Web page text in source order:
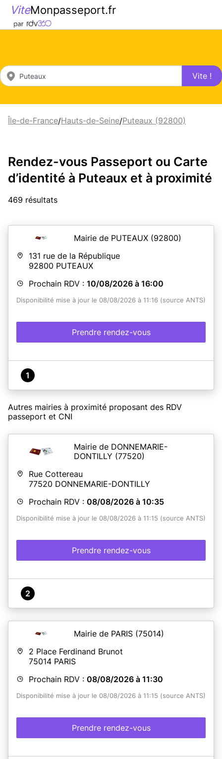
ViteMonpasseport.fr
Vite !
Île-de-France/Hauts-de-Seine/Puteaux (92800)
Rendez-vous Passeport ou Carte
d’identité à Puteaux et à proximité
469 résultats
Mairie de PUTEAUX (92800)
131 rue de la République
92800 PUTEAUX
Prochain RDV : 10/08/2026 à 16:00
Disponibilité mise à jour le 08/08/2026 à 11:16 (source ANTS)
Prendre rendez-vous
1
Autres mairies à proximité proposant des RDV
passeport et CNI
Mairie de DONNEMARIE-
DONTILLY (77520)
Rue Cottereau
77520 DONNEMARIE-DONTILLY
Prochain RDV : 08/08/2026 à 10:35
Disponibilité mise à jour le 08/08/2026 à 11:15 (source ANTS)
Prendre rendez-vous
2
Mairie de PARIS (75014)
2 Place Ferdinand Brunot
75014 PARIS
Prochain RDV : 08/08/2026 à 11:30
Disponibilité mise à jour le 08/08/2026 à 11:15 (source ANTS)
Prendre rendez-vous